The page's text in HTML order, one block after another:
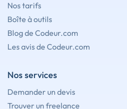
Nos tarifs
Boîte à outils
Blog de Codeur.com
Les avis de Codeur.com
Nos services
Demander un devis
Trouver un freelance